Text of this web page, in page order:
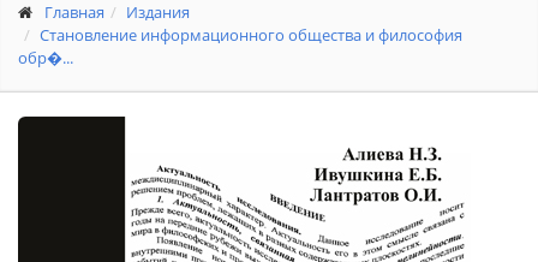
Главная
Издания
Становление информационного общества и философия
обр�...